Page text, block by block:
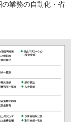
業務の自動化・省